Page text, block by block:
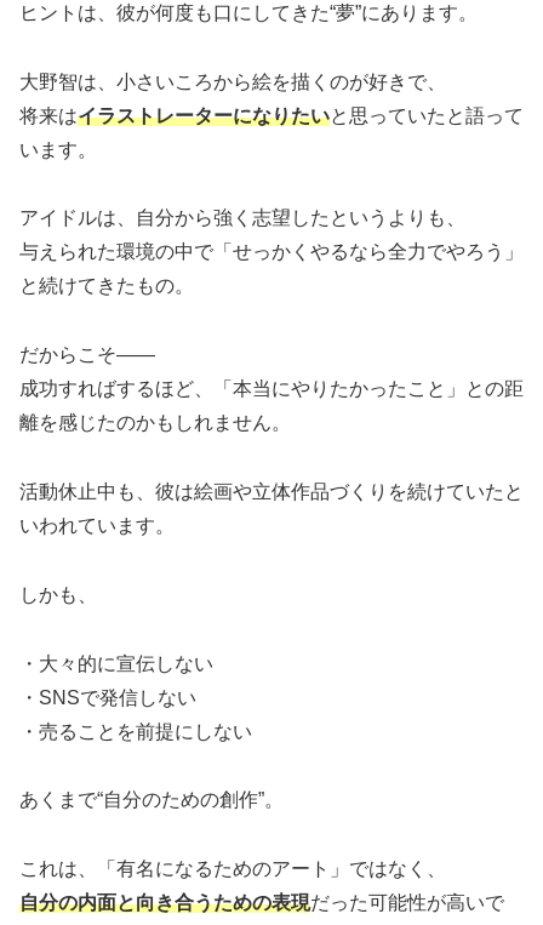
ヒントは、彼が何度も口にしてきた“夢”にあります。
大野智は、小さいころから絵を描くのが好きで、
将来はイラストレーターになりたいと思っていたと語って
います。
アイドルは、自分から強く志望したというよりも、
与えられた環境の中で「せっかくやるなら全力でやろう」
と続けてきたもの。
だからこそ――
成功すればするほど、「本当にやりたかったこと」との距
離を感じたのかもしれません。
活動休止中も、彼は絵画や立体作品づくりを続けていたと
いわれています。
しかも、
・大々的に宣伝しない
・SNSで発信しない
・売ることを前提にしない
あくまで“自分のための創作”。
これは、「有名になるためのアート」ではなく、
自分の内面と向き合うための表現だった可能性が高いで